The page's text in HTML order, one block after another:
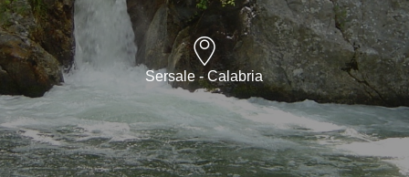
Sersale - Calabria